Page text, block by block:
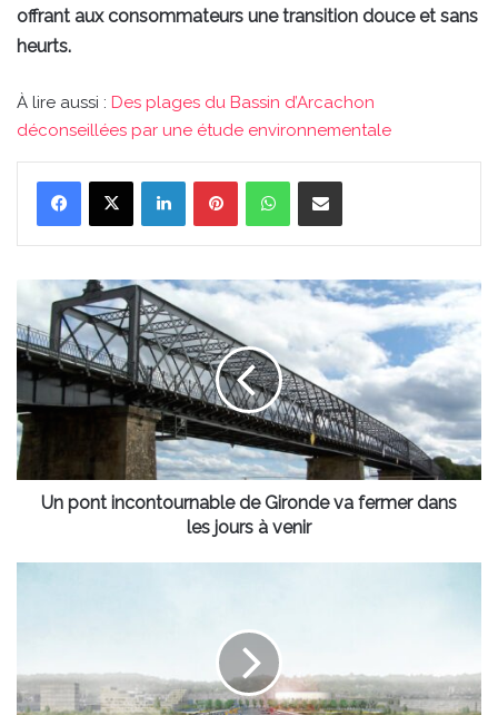
offrant aux consommateurs une transition douce et sans
heurts.
À lire aussi : Des plages du Bassin d’Arcachon
déconseillées par une étude environnementale
LinkedinPinterestWhatsAppPartager par email
incontournable
de
Gironde
va
fermer
dans
les
joursUn pont incontournable de Gironde va fermer dans
les jours à venir
circuleront